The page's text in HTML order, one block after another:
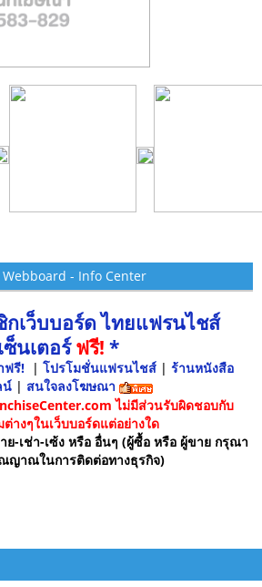
- Info Center
เว็บบอร์ด ไทยแฟรนไชส์
ซ็นเตอร์ฟรี! *
ฟรี! | โปรโมชั่นแฟรนไชส์ | ร้านหนังสือ
น์ | สนใจลงโฆษณา
ไม่มีส่วนรับผิดชอบกับ
างๆในเว็บบอร์ดแต่อย่างใด
ย-เช่า-เซ้ง หรือ อื่นๆ (ผู้ซื้อ หรือ ผู้ขาย กรุณา
ญาณในการติดต่อทางธุรกิจ)